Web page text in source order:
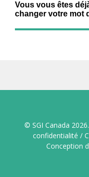
Vous vous êtes
changer votre mot
© SGI Canada
confidentialité /
Conception